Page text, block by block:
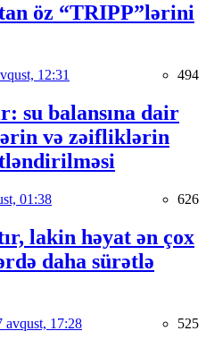
öz “TRIPP”lərini
12:31 494
su balansına dair
və zəifliklərin
01:38 626
lakin həyat ən çox
daha sürətlə
avqust, 17:28 525